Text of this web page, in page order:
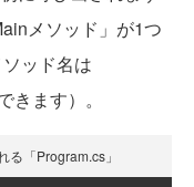
メソッド」が1つ
ッド名は
ます）。
「Program.cs」